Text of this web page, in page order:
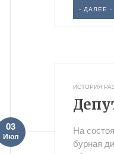
- ДАЛЕЕ -
ИСТОРИЯ
03
Июл
На
бурная